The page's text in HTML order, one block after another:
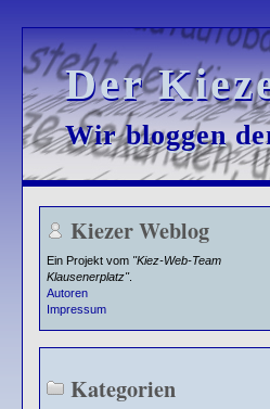
Der
Der
Wir bloggen
Wir bloggen
Kiezer Weblog
Ein Projekt vom "Kiez-Web-Team
Klausenerplatz".
Autoren
Impressum
Kategorien